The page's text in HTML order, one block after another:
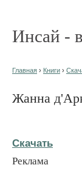
Инсай -
Главная › Книги ›
Жанна
Скачать
Реклама